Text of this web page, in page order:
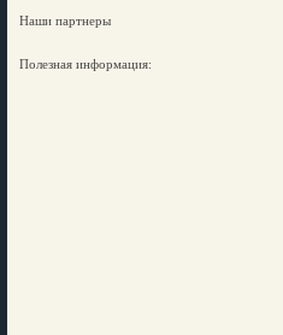
Наши партнеры
Полезная информация: